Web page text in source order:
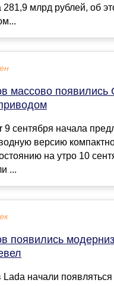
281,9 млрд рублей, об
массово появились
9 сентября начала
версию
на утро 10
...
появились
начали